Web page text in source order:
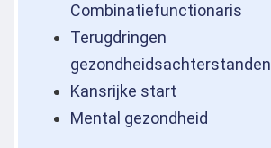
Combinatiefunctionaris
Terugdringen
gezondheidsachterstanden
Kansrijke start
Mental gezondheid